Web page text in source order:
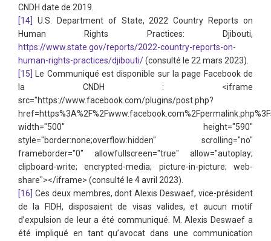
CNDH date de 2019.
[14]
U.S. Department of State, 2022 Country Reports on
Human Rights Practices: Djibouti,
https://www.state.gov/reports/2022-country-reports-on-
human-rights-practices/djibouti/(consulté le 22 mars 2023).
[15]
Le Communiqué est disponible sur la page Facebook de
la CNDH : <iframe
src="https://www.facebook.com/plugins/post.php?
width="500" height="590"
style="border:none;overflow:hidden" scrolling="no"
frameborder="0" allowfullscreen="true" allow="autoplay;
clipboard-write; encrypted-media; picture-in-picture; web-
share"></iframe> (consulté le 4 avril 2023).
[16] Ces deux membres, dont Alexis Deswaef, vice-président
de la FIDH, disposaient de visas valides, et aucun motif
d’expulsion de leur a été communiqué. M. Alexis Deswaef a
été impliqué en tant qu’avocat dans une communication